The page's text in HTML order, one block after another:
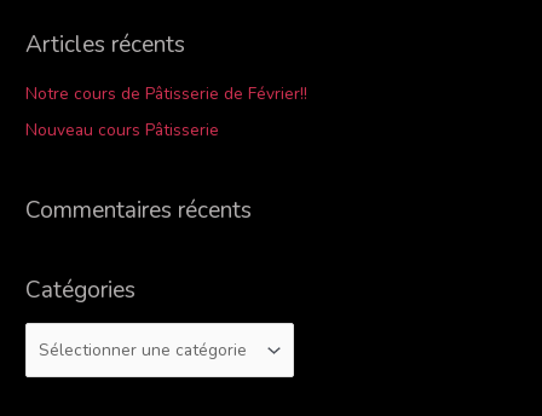
h
e
r
e
Articles récents
Notre cours de Pâtisserie de Février!!
Nouveau cours Pâtisserie
Commentaires récents
Catégories